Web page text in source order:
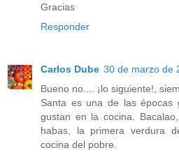
Gracias
Responder
Carlos Dube 30 de marzo de
Bueno no.... ¡lo siguiente!,
Santa es una de las épocas
gustan en la cocina.
habas, la primera verdura
cocina del pobre.